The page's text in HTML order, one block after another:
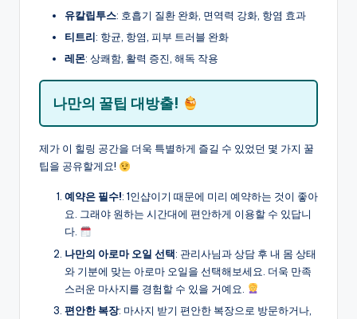
유칼립투스: 호흡기 질환 완화, 면역력 강화, 항염 효과
티트리: 항균, 항염, 피부 트러블 완화
레몬: 상쾌함, 활력 증진, 해독 작용
나만의 꿀팁 대방출!
제가 이 힐링 공간을 더욱 특별하게 즐길 수 있었던 몇 가지 꿀
팁을 공유할게요!
예약은 필수!: 1인샵이기 때문에 미리 예약하는 것이 좋아
요. 그래야 원하는 시간대에 편안하게 이용할 수 있답니
다.
나만의 아로마 오일 선택: 관리사님과 상담 후 내 몸 상태
와 기분에 맞는 아로마 오일을 선택해보세요. 더욱 만족
스러운 마사지를 경험할 수 있을 거예요.
편안한 복장: 마사지 받기 편안한 복장으로 방문하거나,